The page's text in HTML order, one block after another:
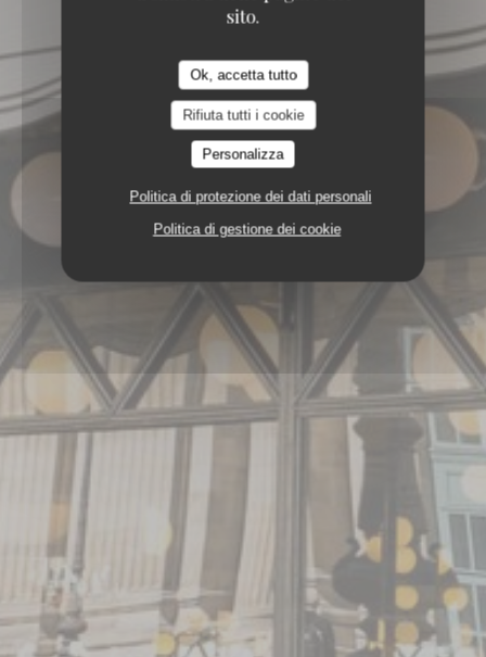
sito.
Ok, accetta tutto
Rifiuta tutti i cookie
Personalizza
Politica di protezione dei dati personali
Politica di gestione dei cookie